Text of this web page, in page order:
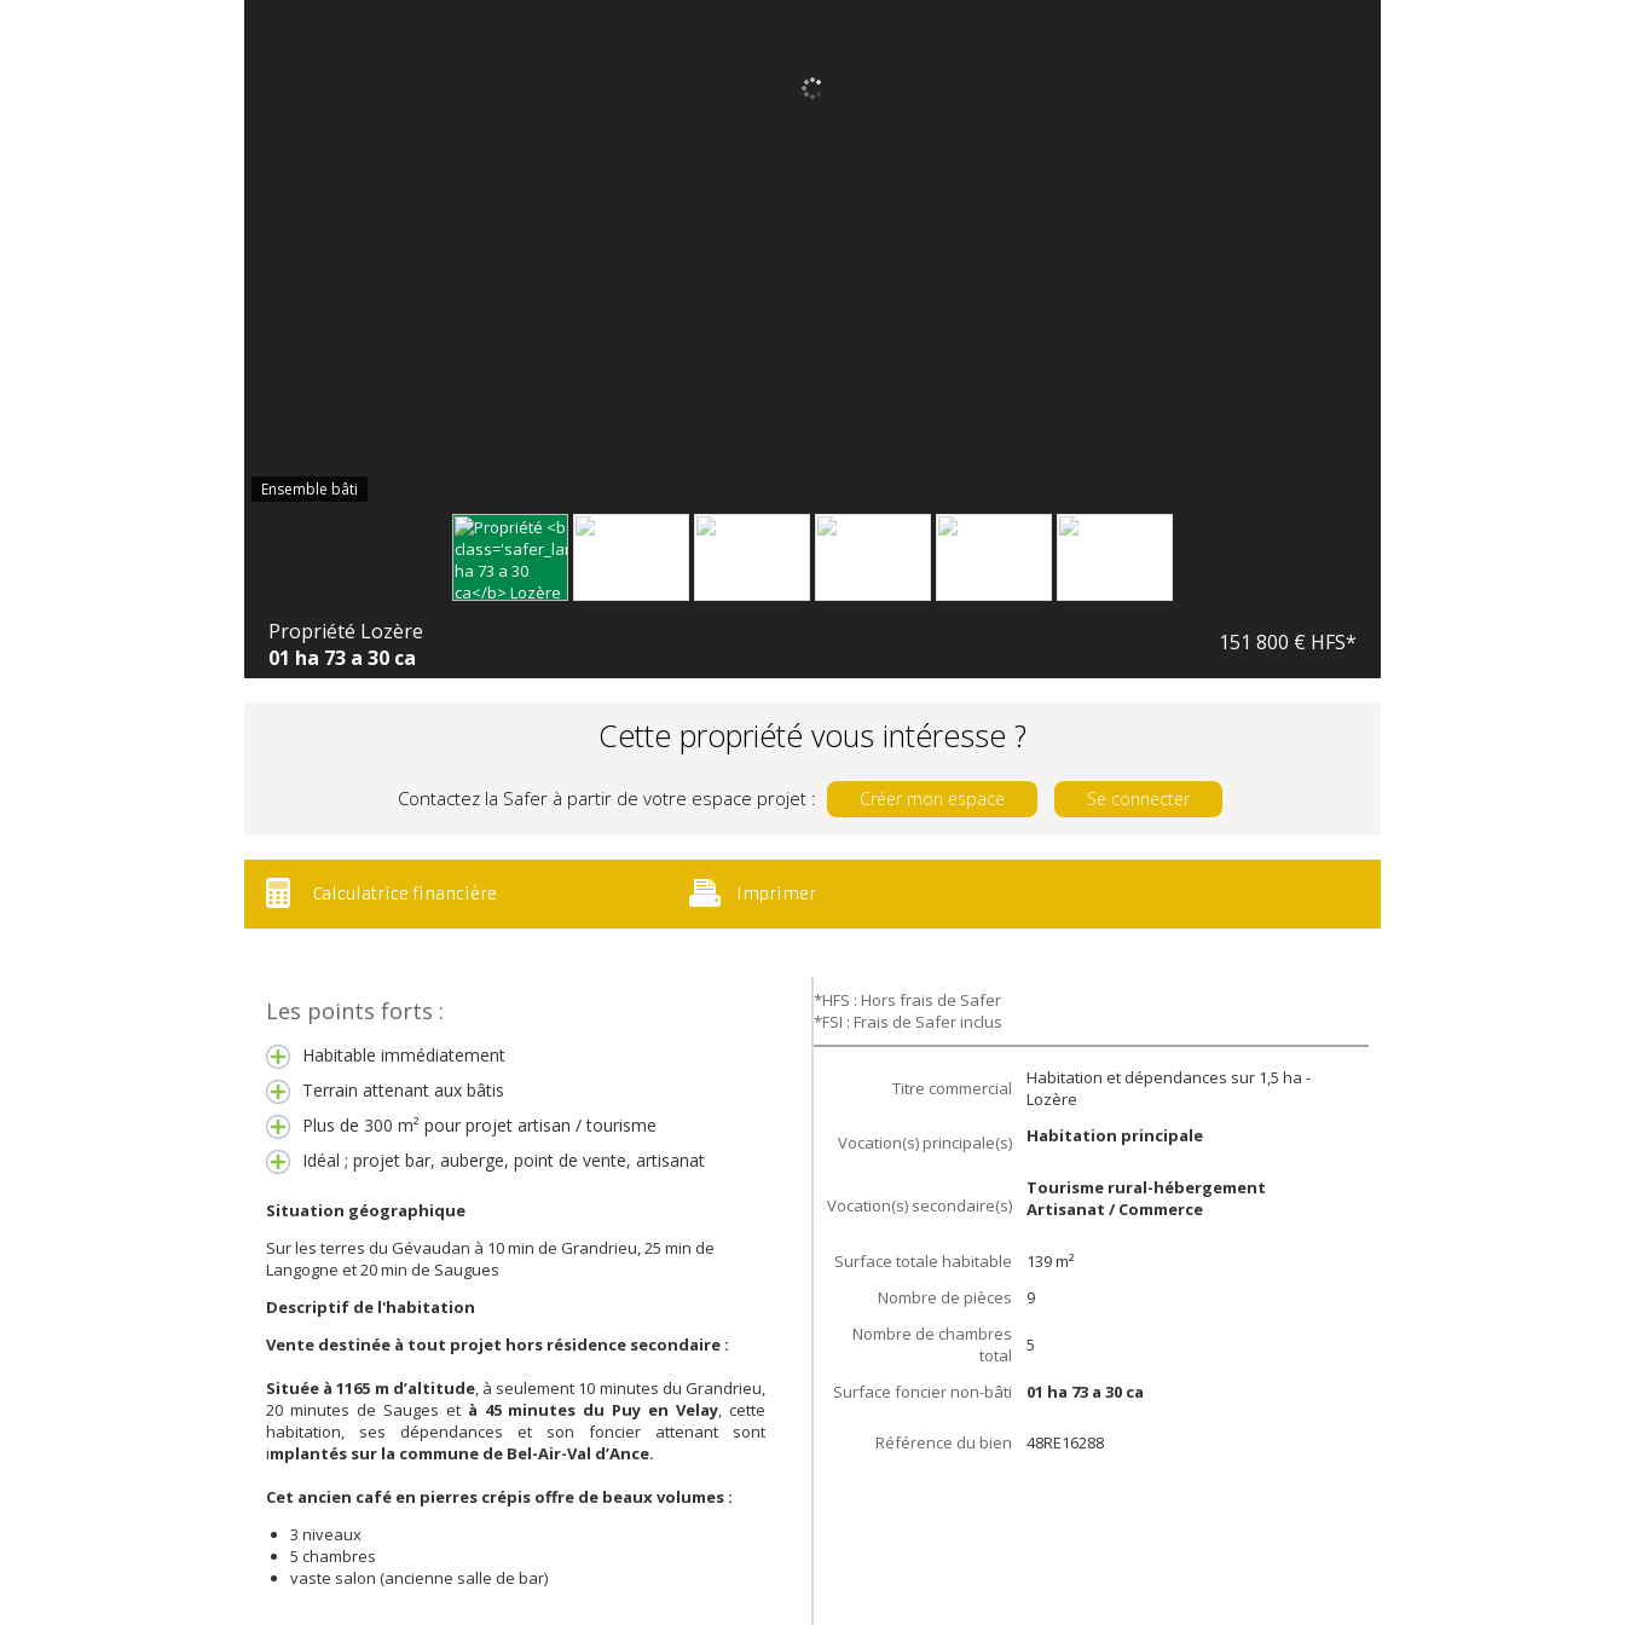
Ensemble bâti
Propriété Lozère
01 ha 73 a 30 ca
151 800 € HFS*
Cette propriété vous intéresse ?
Contactez la Safer à partir de votre espace projet : Créer mon espace Se connecter
Calculatrice financière Imprimer
Les points forts :
Habitable immédiatement
Terrain attenant aux bâtis
Plus de 300 m² pour projet artisan / tourisme
Idéal ; projet bar, auberge, point de vente, artisanat
Situation géographique
Sur les terres du Gévaudan à 10 min de Grandrieu, 25 min de
Langogne et 20 min de Saugues
Descriptif de l'habitation
Vente destinée à tout projet hors résidence secondaire :
Située à 1165 m d’altitude, à seulement 10 minutes du Grandrieu,
20 minutes de Sauges et à 45 minutes du Puy en Velay, cette
habitation, ses dépendances et son foncier attenant sont
implantés sur la commune de Bel-Air-Val d’Ance.
Cet ancien café en pierres crépis offre de beaux volumes :
3 niveaux
5 chambres
vaste salon (ancienne salle de bar)
*HFS : Hors frais de Safer
*FSI : Frais de Safer inclus
Titre commercial
Habitation et dépendances sur 1,5 ha -
Lozère
Vocation(s) principale(s)
Habitation principale
Vocation(s) secondaire(s)
Tourisme rural-hébergement
Artisanat / Commerce
Surface totale habitable 139m²
Nombre de pièces
9
Nombre de chambres
total
5
Surface foncier non-bâti 01 ha 73 a 30 ca
Référence du bien 48RE16288